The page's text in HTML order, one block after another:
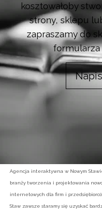
kosztowałoby
strony, sklepu
zapraszamy do
formularza
Agencja interaktywna w Nowym
branży tworzenia i projektowania
internetowych dla firm i
Staw zawsze staramy się uzyskać